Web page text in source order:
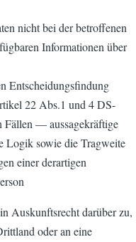
nicht bei der betroffenen
Informationen über
Entscheidungsfindung
22 Abs.1 und 4 DS-
— aussagekräftige
Logik sowie die Tragweite
einer derartigen
Auskunftsrecht darüber zu,
oder an eine